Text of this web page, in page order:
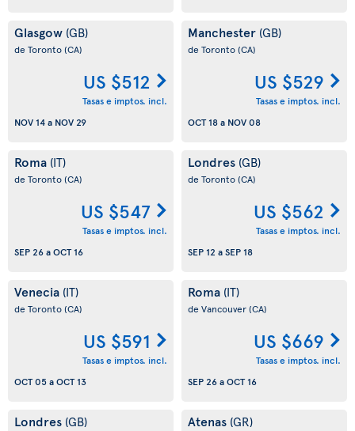
Glasgow (GB)
de Toronto(CA)
US $512
Tasas e imptos. incl.
NOV 14a NOV 29
Manchester (GB)
de Toronto(CA)
US $529
Tasas e imptos. incl.
OCT 18a NOV 08
Roma (IT)
de Toronto(CA)
US $547
Tasas e imptos. incl.
SEP 26aOCT 16
Londres (GB)
de Toronto(CA)
US $562
Tasas e imptos. incl.
SEP 12 aSEP 18
Venecia (IT)
de Toronto(CA)
US $591
Tasas e imptos. incl.
OCT 05aOCT 13
Roma (IT)
de Vancouver(CA)
US $669
Tasas e imptos. incl.
SEP 26aOCT 16
Londres (GB) Atenas (GR)